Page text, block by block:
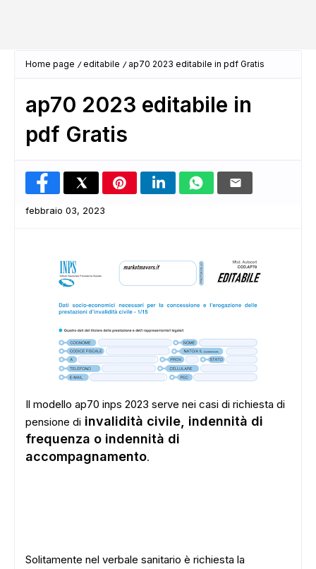
Home page editabile ap70 2023 editabile in pdf Gratis
ap70 2023 editabile in
pdf Gratis
febbraio 03, 2023
Il modello ap70 inps 2023 serve nei casi di richiesta di
pensione di invalidità civile, indennità di
frequenza o indennità di
accompagnamento.
Solitamente nel verbale sanitario è richiesta la